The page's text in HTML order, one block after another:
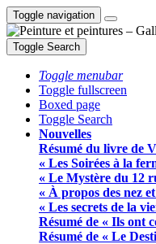
Toggle navigation
Toggle Search
Toggle menubar
Toggle fullscreen
Boxed page
Toggle Search
Nouvelles
Résumé du livre de
« Les Soirées à la
« Le Mystère du 12
« À propos des nez
« Les secrets de la
Résumé de « Ils ont
Résumé de « Le